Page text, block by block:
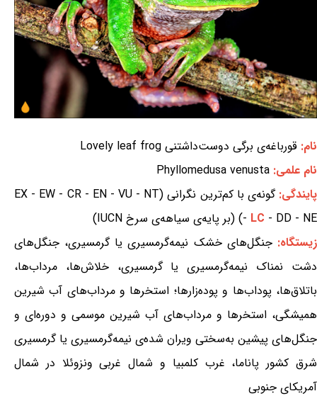
نام: قورباغه‌ی برگی دوست‌داشتنی Lovely leaf frog
نام علمی: Phyllomedusa venusta
پایندگی:
گونه‌ی با کم‌ترین نگرانی (EX - EW - CR - EN - VU - NT
- LC - DD - NE) (بر پایه‌ی سیاهه‌ی سرخ IUCN)
زیستگاه:جنگل‌های خشک نیمه‌گرمسیری یا گرمسیری، جنگل‌های
دشت نمناک نیمه‌گرمسیری یا گرمسیری، خلاش‌ها، مرداب‌ها،
باتلاق‌ها، پوداب‌ها و پوده‌زارها؛ استخرها و مرداب‌های آب شیرین
همیشگی، استخرها و مرداب‌های آب شیرین موسمی و دوره‌ای و
جنگل‌های پیشین به‌سختی ویران شده‌ی نیمه‌گرمسیری یا گرمسیری
شرق کشور پاناما، غرب کلمبیا و شمال غربی ونزوئلا در شمال
آمریکای جنوبی